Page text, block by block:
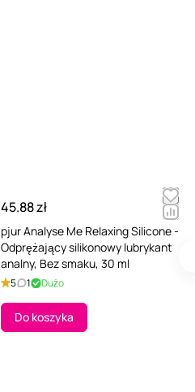
45.88 zł
pjur Analyse Me Relaxing Silicone -
Odprężający silikonowy lubrykant
analny, Bez smaku, 30 ml
5 1 Dużo
Do koszyka